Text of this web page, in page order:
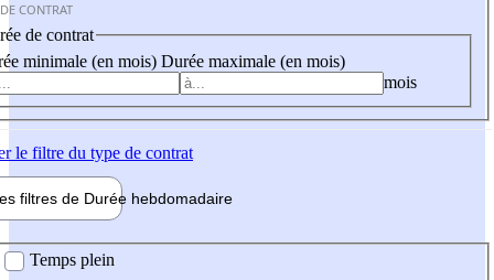
CONTRAT
de contrat
minimale (en mois) Durée maximale (en mois)
mois
le filtre du type de contrat
filtres de Durée hebdomadaire
Temps plein